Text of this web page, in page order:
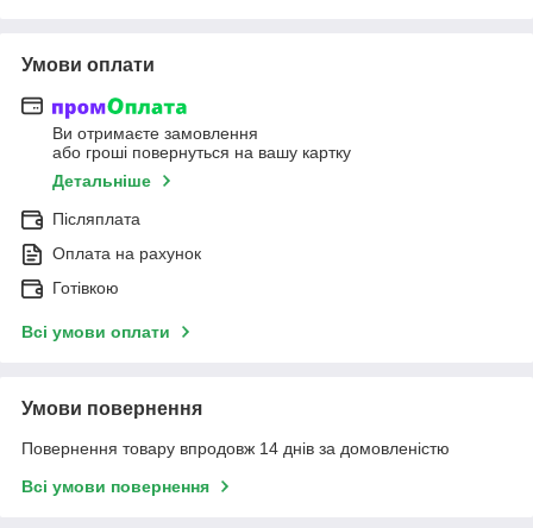
Умови оплати
Ви отримаєте замовлення
або гроші повернуться на вашу картку
Детальніше
Післяплата
Оплата на рахунок
Готівкою
Всі умови оплати
Умови повернення
Повернення товару впродовж 14 днів за домовленістю
Всі умови повернення